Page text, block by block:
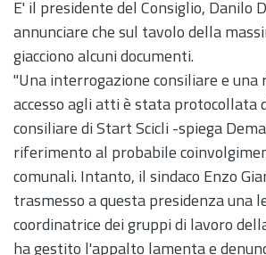
E' il presidente del Consiglio, Danilo
annunciare che sul tavolo della
giacciono alcuni documenti.
"Una interrogazione consiliare e una
accesso agli atti è stata protocollata
consiliare di Start Scicli -spiega
riferimento al probabile
comunali. Intanto, il sindaco Enzo
trasmesso a questa presidenza una
coordinatrice dei gruppi di lavoro
ha gestito l'appalto lamenta e